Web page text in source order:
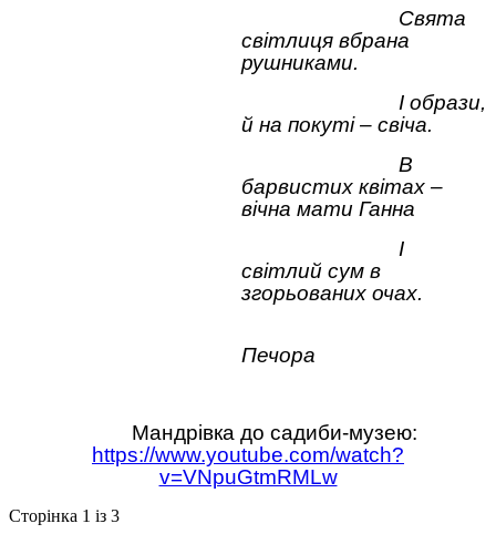
Свята
світлиця вбрана
рушниками.
І образи,
й на покуті – свіча.
В
барвистих квітах –
вічна мати Ганна
І
світлий сум в
згорьованих очах.
Печора
Мандрівка до садиби-музею:
https://www.youtube.com/watch?
v=VNpuGtmRMLw
Сторінка 1 із 3